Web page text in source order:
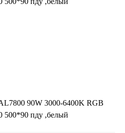
90W 3000-6400K RGB
500*90 пду ,белый